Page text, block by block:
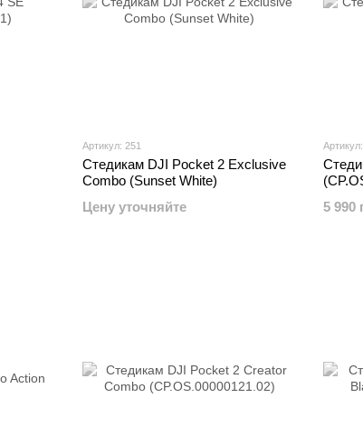
Артикул: 251
Стедикам DJI Pocket 2 Exclusive
Combo (Sunset White)
Цену уточняйте
5 990